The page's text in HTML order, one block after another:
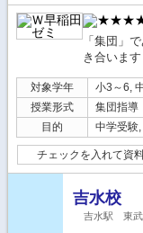
「集団」
き合います
対象学年
小3～6,
授業形式
集団指導
目的
中学受験
チェックを入れて資
吉水校
吉水駅 東武